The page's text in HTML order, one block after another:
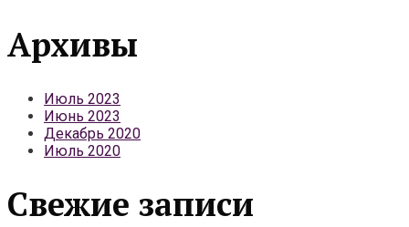
Архивы
Июль 2023
Июнь 2023
Декабрь 2020
Июль 2020
Свежие записи